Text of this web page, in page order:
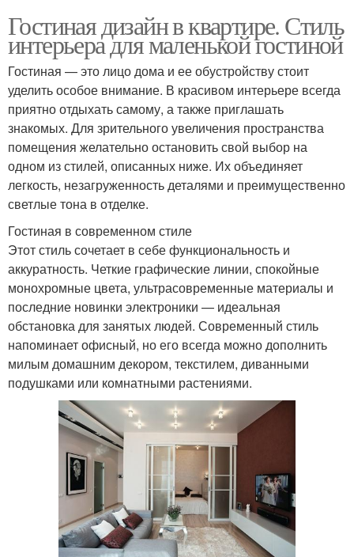
Гостиная дизайн в квартире. Стиль
интерьера для маленькой гостиной
Гостиная — это лицо дома и ее обустройству стоит
уделить особое внимание. В красивом интерьере всегда
приятно отдыхать самому, а также приглашать
знакомых. Для зрительного увеличения пространства
помещения желательно остановить свой выбор на
одном из стилей, описанных ниже. Их объединяет
легкость, незагруженность деталями и преимущественно
светлые тона в отделке.
Гостиная в современном стиле
Этот стиль сочетает в себе функциональность и
аккуратность. Четкие графические линии, спокойные
монохромные цвета, ультрасовременные материалы и
последние новинки электроники — идеальная
обстановка для занятых людей. Современный стиль
напоминает офисный, но его всегда можно дополнить
милым домашним декором, текстилем, диванными
подушками или комнатными растениями.